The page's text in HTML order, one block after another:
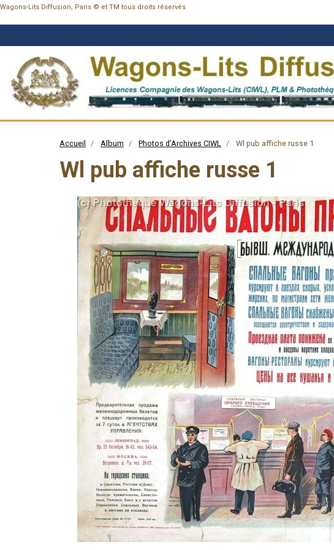
Wagons-Lits Diffusion, Paris © et TM tous droits réservés
Accueil Album Photos d'Archives CIWL Wl pub affiche russe 1
Wl pub affiche russe 1